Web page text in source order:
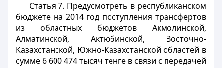
Статья 7. Предусмотреть в республиканском
бюджете на 2014 год поступления трансфертов
из областных бюджетов Акмолинской,
Алматинской, Актюбинской, Восточно-
Казахстанской, Южно-Казахстанской областей в
сумме 6 600 474 тысяч тенге в связи с передачей